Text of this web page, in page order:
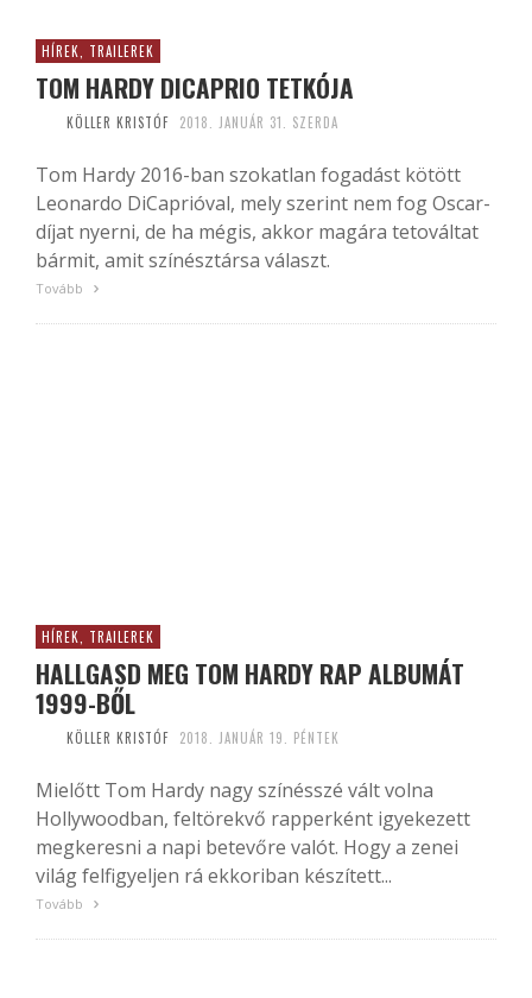
HÍREK, TRAILEREK
TOM HARDY DICAPRIO TETKÓJA
KÖLLER KRISTÓF 2018. JANUÁR 31. SZERDA
Tom Hardy 2016-ban szokatlan fogadást kötött
Leonardo DiCaprióval, mely szerint nem fog Oscar-
díjat nyerni, de ha mégis, akkor magára tetováltat
bármit, amit színésztársa választ.
Tovább
HÍREK, TRAILEREK
HALLGASD MEG TOM HARDY RAP ALBUMÁT
1999-BŐL
KÖLLER KRISTÓF 2018. JANUÁR 19. PÉNTEK
Mielőtt Tom Hardy nagy színésszé vált volna
Hollywoodban, feltörekvő rapperként igyekezett
megkeresni a napi betevőre valót. Hogy a zenei
világ felfigyeljen rá ekkoriban készített...
Tovább